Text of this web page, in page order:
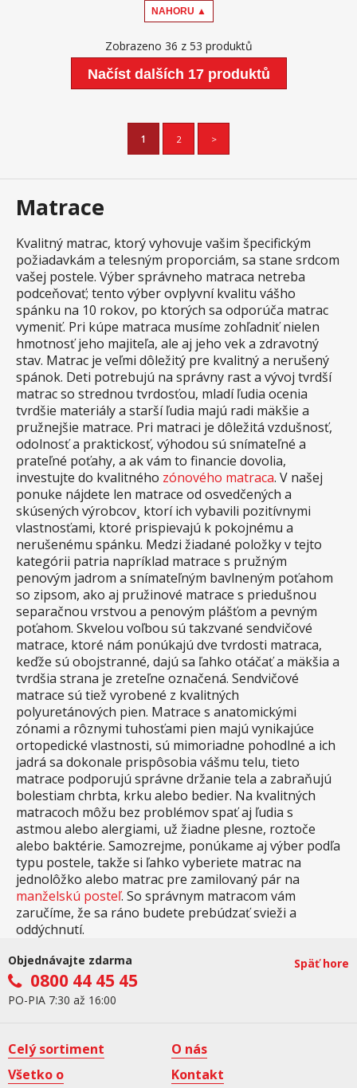
prevzdušnenie lôžka a napomáha uvoľneniu
svalstva pre vyššiu nosnosť matraca je jadro
vyrobené z pojeného polyuretánu RE a PUR
peny rozdielna tuhosť strán (3 z 5 / 4 z
5) odporúčané uloženie na pevný aj
polohovací lamelový rošt poťah snímateľný a
prateľný do 60 °C odporúčaná nosnosť do 130
NAHORU ▲
Zobrazeno 36 z 53 produktů
Načíst dalších 17 produktů
1 2 >
Matrace
Kvalitný matrac, ktorý vyhovuje vašim špecifickým
požiadavkám a telesným proporciám, sa stane srdcom
vašej postele. Výber správneho matraca netreba
podceňovať; tento výber ovplyvní kvalitu vášho
spánku na 10 rokov, po ktorých sa odporúča matrac
vymeniť. Pri kúpe matraca musíme zohľadniť nielen
hmotnosť jeho majiteľa, ale aj jeho vek a zdravotný
stav. Matrac je veľmi dôležitý pre kvalitný a nerušený
spánok. Deti potrebujú na správny rast a vývoj tvrdší
matrac so strednou tvrdosťou, mladí ľudia ocenia
tvrdšie materiály a starší ľudia majú radi mäkšie a
pružnejšie matrace. Pri matraci je dôležitá vzdušnosť,
odolnosť a praktickosť, výhodou sú snímateľné a
prateľné poťahy, a ak vám to financie dovolia,
investujte do kvalitného zónového matraca. V našej
ponuke nájdete len matrace od osvedčených a
skúsených výrobcov¸ ktorí ich vybavili pozitívnymi
vlastnosťami, ktoré prispievajú k pokojnému a
nerušenému spánku. Medzi žiadané položky v tejto
kategórii patria napríklad matrace s pružným
penovým jadrom a snímateľným bavlneným poťahom
so zipsom, ako aj pružinové matrace s priedušnou
separačnou vrstvou a penovým plášťom a pevným
poťahom. Skvelou voľbou sú takzvané sendvičové
matrace, ktoré nám ponúkajú dve tvrdosti matraca,
keďže sú obojstranné, dajú sa ľahko otáčať a mäkšia a
tvrdšia strana je zreteľne označená. Sendvičové
matrace sú tiež vyrobené z kvalitných
polyuretánových pien. Matrace s anatomickými
zónami a rôznymi tuhosťami pien majú vynikajúce
ortopedické vlastnosti, sú mimoriadne pohodlné a ich
jadrá sa dokonale prispôsobia vášmu telu, tieto
matrace podporujú správne držanie tela a zabraňujú
bolestiam chrbta, krku alebo bedier. Na kvalitných
matracoch môžu bez problémov spať aj ľudia s
astmou alebo alergiami, už žiadne plesne, roztoče
alebo baktérie. Samozrejme, ponúkame aj výber podľa
typu postele, takže si ľahko vyberiete matrac na
jednolôžko alebo matrac pre zamilovaný pár na
manželskú posteľ. So správnym matracom vám
zaručíme, že sa ráno budete prebúdzať svieži a
oddýchnutí.
Objednávajte zdarma
0800 44 45 45
PO-PIA 7:30 až 16:00
Späť hore
Celý sortiment
O nás
Všetko o
Kontakt